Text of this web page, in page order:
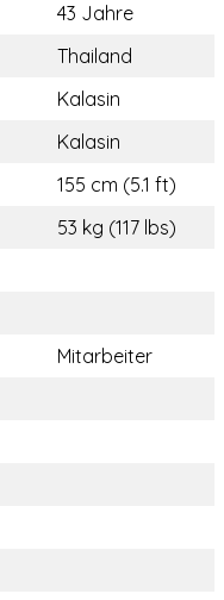
43 Jahre
Thailand
Kalasin
Kalasin
155 cm (5.1 ft)
53 kg (117 lbs)
Mitarbeiter